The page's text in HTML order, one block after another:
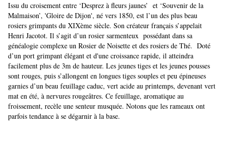
Issu du croisement entre ‘Desprez à fleurs jaunes’ et ‘Souvenir de la
Malmaison’, 'Gloire de Dijon', né vers 1850, est l’un des plus beau
rosiers grimpants du XIXème siècle. Son créateur français s’appelait
Henri Jacotot. Il s’agit d’un rosier sarmenteux possédant dans sa
généalogie complexe un Rosier de Noisette et des rosiers de Thé. Doté
d’un port grimpant élégant et d'une croissance rapide, il atteindra
facilement plus de 3m de hauteur. Les jeunes tiges et les jeunes pousses
sont rouges, puis s’allongent en longues tiges souples et peu épineuses
garnies d’un beau feuillage caduc, vert acide au printemps, devenant vert
mat en été, à nervures rougeâtres. Ce feuillage, aromatique au
froissement, recèle une senteur musquée. Notons que les rameaux ont
parfois tendance à se dégarnir à la base.